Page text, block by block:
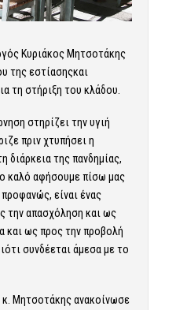
Κυριάκος Μητσοτάκης
της εστίασηςκαι
τη στήριξη του κλάδου.
στηρίζει την υγιή
πριν χτυπήσει η
διάρκεια της πανδημίας,
καλό αφήσουμε πίσω μας
είναι ένας
την απασχόληση και ως
και ως προς την προβολή
συνδέεται άμεσα με το
Μητσοτάκης ανακοίνωσε